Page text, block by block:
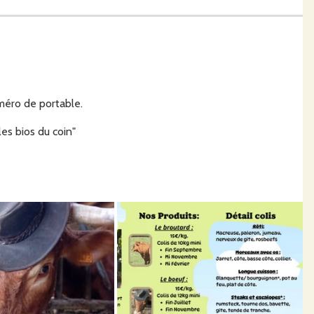
LES BIOS DU COIN.ðŸ˜Š
des questions.
de portable.
bios du coin"